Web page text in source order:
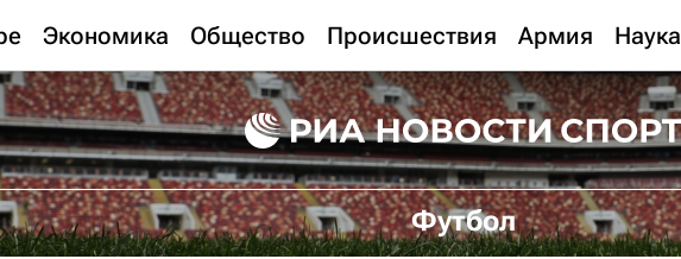
Экономика Общество Происшествия Армия Наука
Футбол